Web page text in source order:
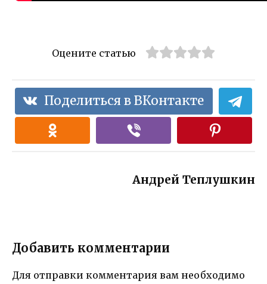
Оцените статью
Поделиться в ВКонтакте
Андрей Теплушкин
Добавить комментарии
Для отправки комментария вам необходимо